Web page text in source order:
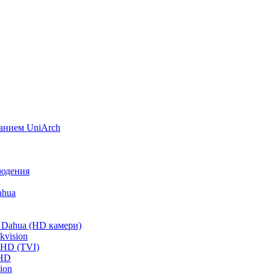
UniArch
Dahua (HD камери)
HD (TVI)